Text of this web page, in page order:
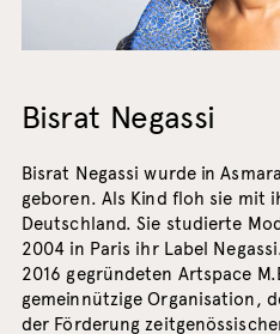
Bisrat Negassi
Bisrat Negassi wurde in
geboren. Als Kind floh sie mit
Deutschland. Sie studierte
2004 in Paris ihr Label
2016 gegründeten Artspace
gemeinnützige Organisation,
der Förderung